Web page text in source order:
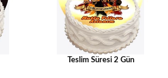
Teslim Süresi 2 Gün